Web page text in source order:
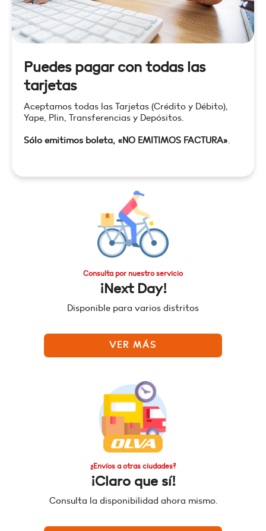
Puedes pagar con todas las
tarjetas
Aceptamos todas las Tarjetas (Crédito y Débito),
Yape, Plin, Transferencias y Depósitos.
Sólo emitimos boleta, «NO EMITIMOS FACTURA».
Consulta por nuestro servicio
¡Next Day!
Disponible para varios distritos
VER MÁS
¿Envíos a otras ciudades?
¡Claro que sí!
Consulta la disponibilidad ahora mismo.